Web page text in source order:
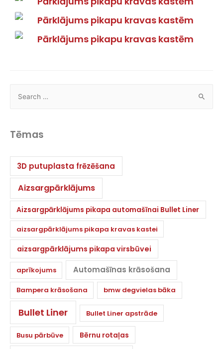
Tēmas
3D putuplasta frēzēšana
Aizsargpārklājums
Aizsargpārklājums pikapa automašīnai Bullet Liner
aizsargpārklājums pikapa kravas kastei
aizsargpārklājums pikapa virsbūvei
aprīkojums Automašīnas krāsošana
Bampera krāsošana bmw degvielas bāka
Bullet Liner Bullet Liner apstrāde
Busu pārbūve
Bērnu rotaļas